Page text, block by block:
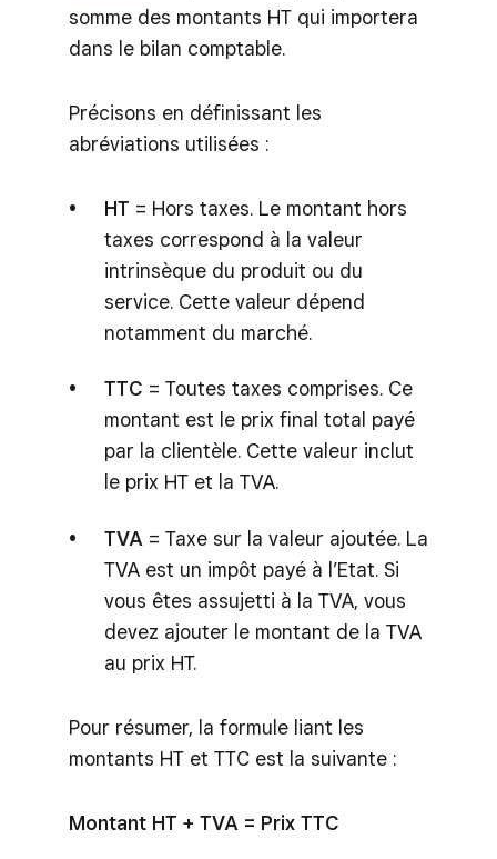
somme des montants HT qui importera
dans le bilan comptable.
Précisons en définissant les
abréviations utilisées :
HT = Hors taxes. Le montant hors
taxes correspond à la valeur
intrinsèque du produit ou du
service. Cette valeur dépend
notamment du marché.
TTC = Toutes taxes comprises. Ce
montant est le prix final total payé
par la clientèle. Cette valeur inclut
le prix HT et la TVA.
TVA = Taxe sur la valeur ajoutée. La
TVA est un impôt payé à l’Etat. Si
vous êtes assujetti à la TVA, vous
devez ajouter le montant de la TVA
au prix HT.
Pour résumer, la formule liant les
montants HT et TTC est la suivante :
Montant HT + TVA = Prix TTC